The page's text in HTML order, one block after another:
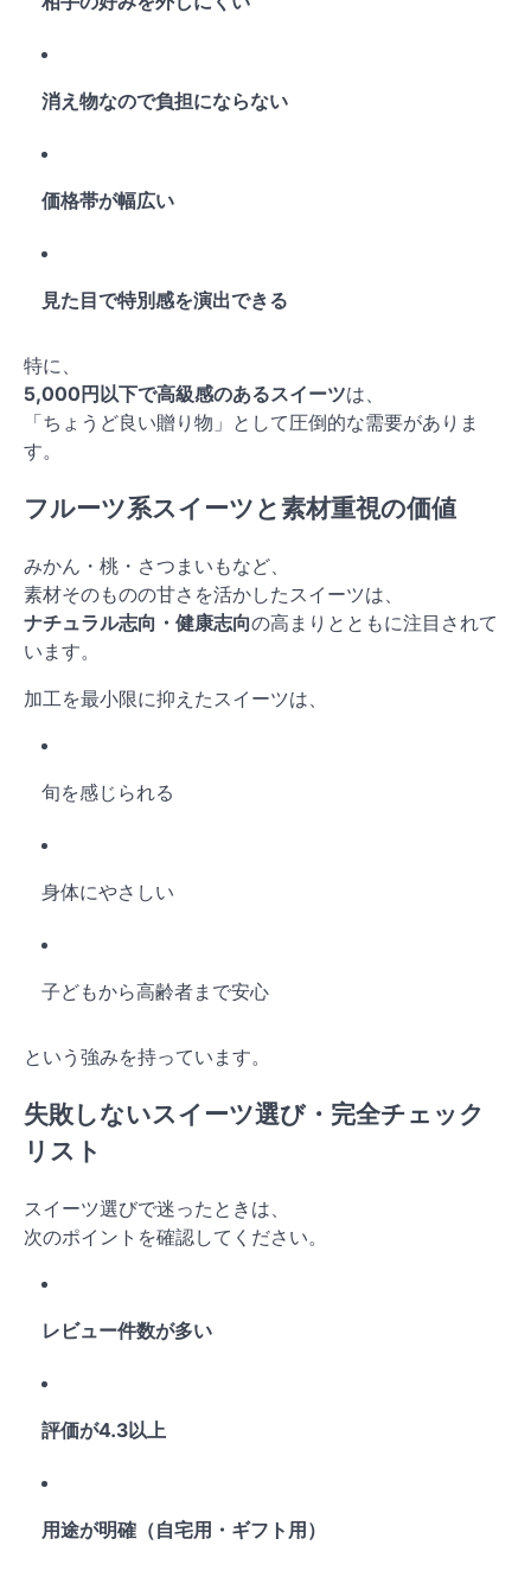
消え物なので負担にならない
価格帯が幅広い
見た目で特別感を演出できる
特に、
5,000円以下で高級感のあるスイーツは、
「ちょうど良い贈り物」として圧倒的な需要がありま
す。
フルーツ系スイーツと素材重視の価値
みかん・桃・さつまいもなど、
素材そのものの甘さを活かしたスイーツは、
ナチュラル志向・健康志向の高まりとともに注目されて
います。
加工を最小限に抑えたスイーツは、
旬を感じられる
身体にやさしい
子どもから高齢者まで安心
という強みを持っています。
失敗しないスイーツ選び・完全チェック
リスト
スイーツ選びで迷ったときは、
次のポイントを確認してください。
レビュー件数が多い
評価が4.3以上
用途が明確（自宅用・ギフト用）